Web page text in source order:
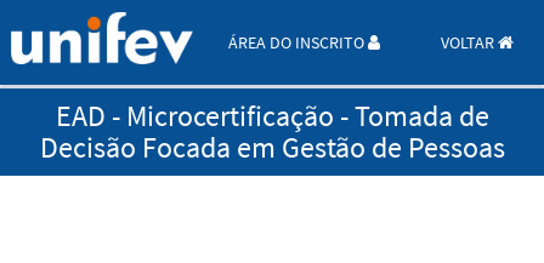
ÁREA DO INSCRITO VOLTAR
EAD - Microcertificação - Tomada de
Decisão Focada em Gestão de Pessoas